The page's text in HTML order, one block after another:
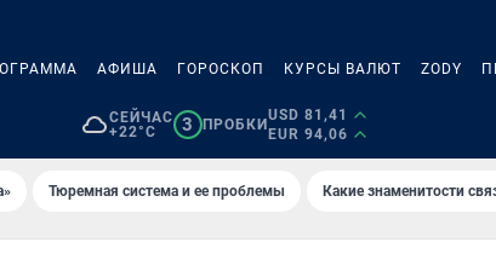
АФИША ГОРОСКОП КУРСЫ ВАЛЮТ ZODY
СЕЙЧАС
+22°C
3 ПРОБКИ
USD 81,41
EUR 94,06
Тюремная система и ее проблемы Какие знаменитости